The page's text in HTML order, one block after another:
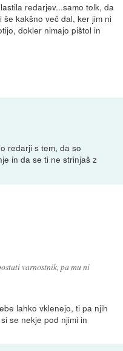
redarjev...samo tolk, da
še kakšno več dal, ker jim ni
dokler nimajo pištol in
redarji s tem, da so
in da se ti ne strinjaš z
varnostnik, pa mu ni
lahko vklenejo, ti pa njih
se nekje pod njimi in